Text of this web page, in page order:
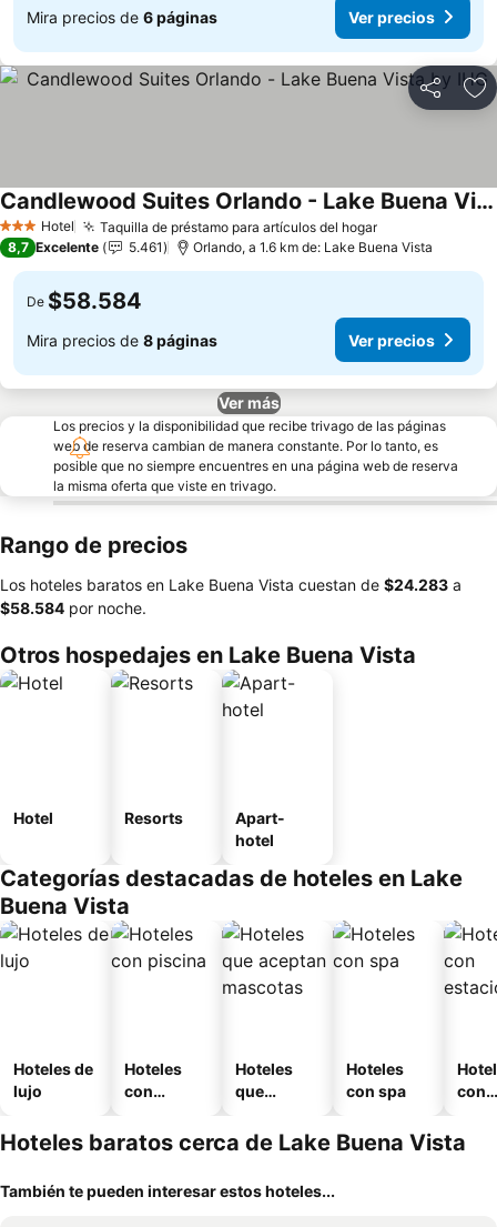
Mira precios de 6 páginas Ver precios
Compartir
3 Estrellas
Hotel Taquilla de préstamo para artículos del hogar
Candlewood Suites Orlando - Lake Buena Vista by IHG
8,7 Excelente 5.461 Orlando, a 1.6 km de: Lake Buena Vista
De $58.584
Mira precios de 8 páginas Ver precios
Ver más
Los precios y la disponibilidad que recibe trivago de las páginas
web de reserva cambian de manera constante. Por lo tanto, es
posible que no siempre encuentres en una página web de reserva
la misma oferta que viste en trivago.
Rango de precios
Los hoteles baratos en Lake Buena Vista cuestan de ‎$24.283 a
‎$58.584 por noche.
Otros hospedajes en Lake Buena Vista
Hotel Resorts
Apart-
hotel
Categorías destacadas de hoteles en Lake
Buena Vista
Hoteles de
lujo
Hoteles
con
Hoteles
que
mascotas
Hoteles
con spa
con
Hoteles baratos cerca de Lake Buena Vista
También te pueden interesar estos hoteles...